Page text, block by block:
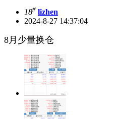
18# lizhen
2024-8-27 14:37:04
8月少量换仓